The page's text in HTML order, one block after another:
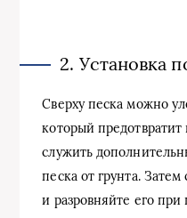
2. Установка
Сверху песка можно
который предотвратит
служить
песка от грунта. Затем
и разровняйте его